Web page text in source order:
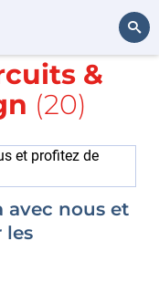
Rechercher
balise
&
(20)
avec nous et
les